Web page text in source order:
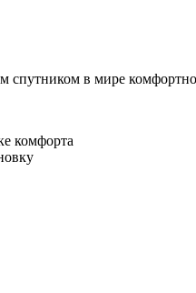
в мире
комфорта